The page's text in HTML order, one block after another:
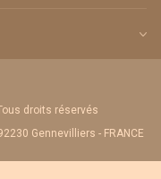
droits réservés
Gennevilliers - FRANCE